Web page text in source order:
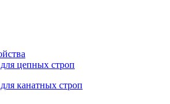
цепных строп
канатных строп